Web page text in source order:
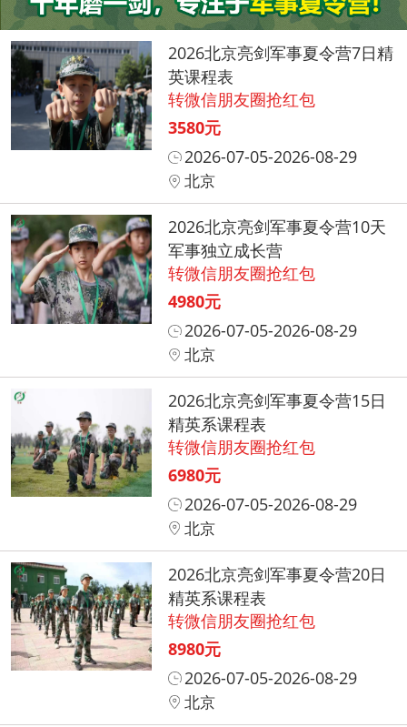
2026北京亮剑军事夏令营7日精
英课程表
转微信朋友圈抢红包
3580元
2026-07-05-2026-08-29
北京
2026北京亮剑军事夏令营10天
军事独立成长营
转微信朋友圈抢红包
4980元
2026-07-05-2026-08-29
北京
2026北京亮剑军事夏令营15日
精英系课程表
转微信朋友圈抢红包
6980元
2026-07-05-2026-08-29
北京
2026北京亮剑军事夏令营20日
精英系课程表
转微信朋友圈抢红包
8980元
2026-07-05-2026-08-29
北京